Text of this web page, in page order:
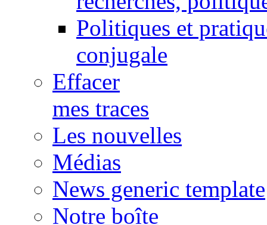
Politiques et
conjugale
Effacer
mes traces
Les nouvelles
Médias
News generic template
Notre boîte